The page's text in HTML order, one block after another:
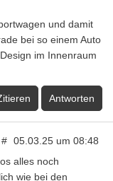
und damit
bei so einem Auto
im Innenraum
Antworten
# 05.03.25 um 08:48
alles noch
wie bei den